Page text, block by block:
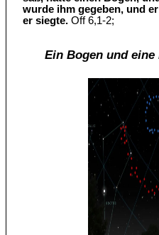
wurde ihm gegeben, und
er siegte. Off 6,1-2;
Ein Bogen und